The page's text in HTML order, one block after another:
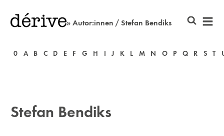
» Autor:innen / Stefan Bendiks
0 A B C D E F G H I J K L M N O P Q R S T
Stefan Bendiks